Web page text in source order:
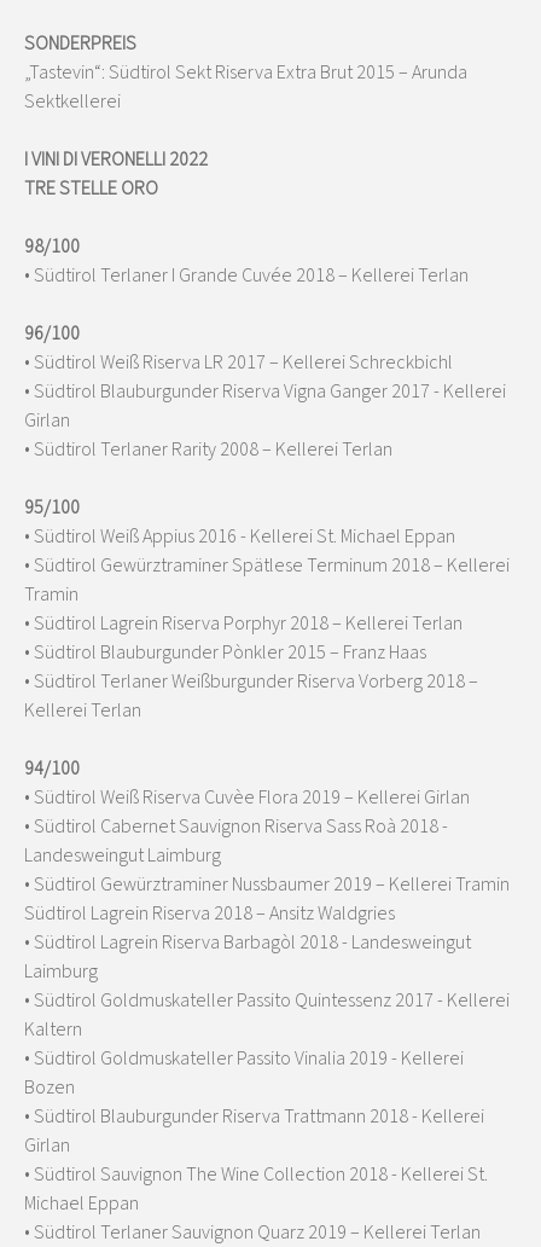
SONDERPREIS
„Tastevin“: Südtirol Sekt Riserva Extra Brut 2015 – Arunda
Sektkellerei
I VINI DI VERONELLI 2022
TRE STELLE ORO
98/100
• Südtirol Terlaner I Grande Cuvée 2018 – Kellerei Terlan
96/100
• Südtirol Weiß Riserva LR 2017 – Kellerei Schreckbichl
• Südtirol Blauburgunder Riserva Vigna Ganger 2017 - Kellerei
Girlan
• Südtirol Terlaner Rarity 2008 – Kellerei Terlan
95/100
• Südtirol Weiß Appius 2016 - Kellerei St. Michael Eppan
• Südtirol Gewürztraminer Spätlese Terminum 2018 – Kellerei
Tramin
• Südtirol Lagrein Riserva Porphyr 2018 – Kellerei Terlan
• Südtirol Blauburgunder Pònkler 2015 – Franz Haas
• Südtirol Terlaner Weißburgunder Riserva Vorberg 2018 –
Kellerei Terlan
94/100
• Südtirol Weiß Riserva Cuvèe Flora 2019 – Kellerei Girlan
• Südtirol Cabernet Sauvignon Riserva Sass Roà 2018 -
Landesweingut Laimburg
• Südtirol Gewürztraminer Nussbaumer 2019 – Kellerei Tramin
Südtirol Lagrein Riserva 2018 – Ansitz Waldgries
• Südtirol Lagrein Riserva Barbagòl 2018 - Landesweingut
Laimburg
• Südtirol Goldmuskateller Passito Quintessenz 2017 - Kellerei
Kaltern
• Südtirol Goldmuskateller Passito Vinalia 2019 - Kellerei
Bozen
• Südtirol Blauburgunder Riserva Trattmann 2018 - Kellerei
Girlan
• Südtirol Sauvignon The Wine Collection 2018 - Kellerei St.
Michael Eppan
• Südtirol Terlaner Sauvignon Quarz 2019 – Kellerei Terlan